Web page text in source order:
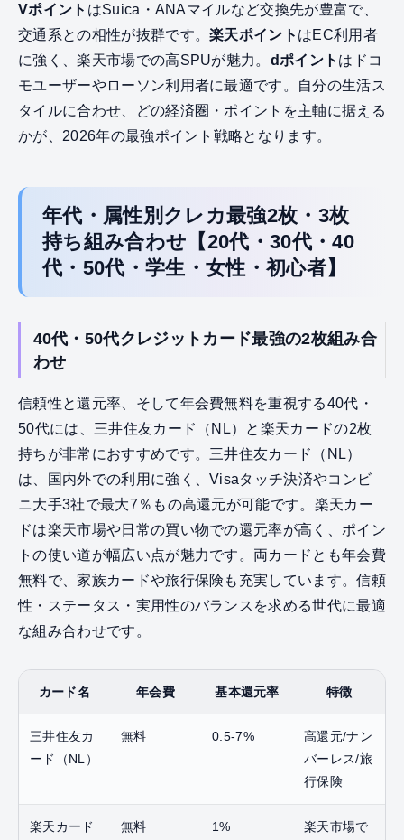
Vポイント はSuica・ANAマイルなど交換先が豊富で、
交通系との相性が抜群です。楽天ポイント はEC利用者
に強く、楽天市場での高SPUが魅力。 dポイント はドコ
モユーザーやローソン利用者に最適です。自分の生活ス
タイルに合わせ、どの経済圏・ポイントを主軸に据える
かが、2026年の最強ポイント戦略となります。
年代・属性別クレカ最強2枚・3枚
持ち組み合わせ【20代・30代・40
代・50代・学生・女性・初心者】
40代・50代クレジットカード最強の2枚組み合
わせ
信頼性と還元率、そして年会費無料を重視する40代・
50代には、三井住友カード（NL）と楽天カードの2枚
持ちが非常におすすめです。三井住友カード（NL）
は、国内外での利用に強く、Visaタッチ決済やコンビ
ニ大手3社で最大7％もの高還元が可能です。楽天カー
ドは楽天市場や日常の買い物での還元率が高く、ポイン
トの使い道が幅広い点が魅力です。両カードとも年会費
無料で、家族カードや旅行保険も充実しています。信頼
性・ステータス・実用性のバランスを求める世代に最適
な組み合わせです。
カード名 年会費 基本還元率 特徴
三井住友カ
ード（NL）
無料 0.5-7%
高還元/ナン
バーレス/旅
行保険
楽天カード 無料 1%
楽天市場で